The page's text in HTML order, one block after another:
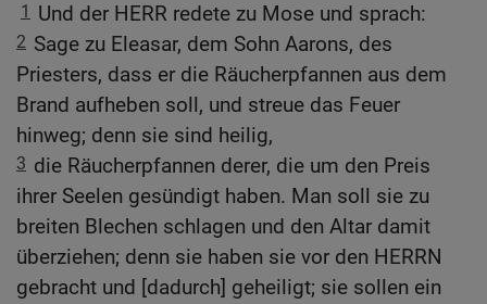
1 Und der HERR redete zu Mose und sprach:
2 Sage zu Eleasar, dem Sohn Aarons, des
Priesters, dass er die Räucherpfannen aus dem
Brand aufheben soll, und streue das Feuer
hinweg; denn sie sind heilig,
3 die Räucherpfannen derer, die um den Preis
ihrer Seelen gesündigt haben. Man soll sie zu
breiten Blechen schlagen und den Altar damit
überziehen; denn sie haben sie vor den HERRN
gebracht und [dadurch] geheiligt; sie sollen ein